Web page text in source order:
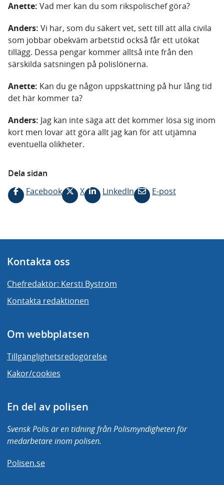
Anette: Vad mer kan du som rikspolischef göra?
Anders: Vi har, som du säkert vet, sett till att alla civila
som jobbar obekväm arbetstid också får ett utökat
tillägg. Dessa pengar kommer alltså inte från den
särskilda satsningen på polislönerna.
Anette: Kan du ge någon uppskattning på hur lång tid
det här kommer ta?
Anders: Jag kan inte säga att det kommer lösa sig inom
kort men lovar att göra allt jag kan för att utjämna
eventuella olikheter.
Dela sidan
Facebook
X LinkedIn E-post
Kontakta oss
Chefredaktör: Kersti Byström
Kontakta redaktionen
Om webbplatsen
Tillgänglighetsredogörelse
Kakor/cookies
En del av polisen
Svensk Polis är en tidning från Polismyndigheten för
medarbetare inom polisen.
Polisen.se